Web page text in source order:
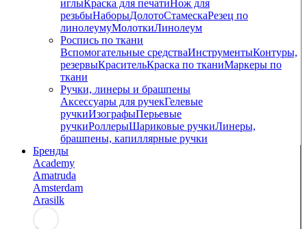
иглыКраска для печатиНож для
резьбыНаборыДолотоСтамескаРезец по
линолеумуМолоткиЛинолеум
Роспись по ткани
Вспомогательные средстваИнструментыКонтуры,
резервыКрасительКраска по тканиМаркеры по
ткани
Ручки, линеры и брашпены
Аксессуары для ручекГелевые
ручкиИзографыПерьевые
ручкиРоллерыШариковые ручкиЛинеры,
брашпены, капиллярные ручки
Бренды
Academy
Amatruda
Amsterdam
Arasilk